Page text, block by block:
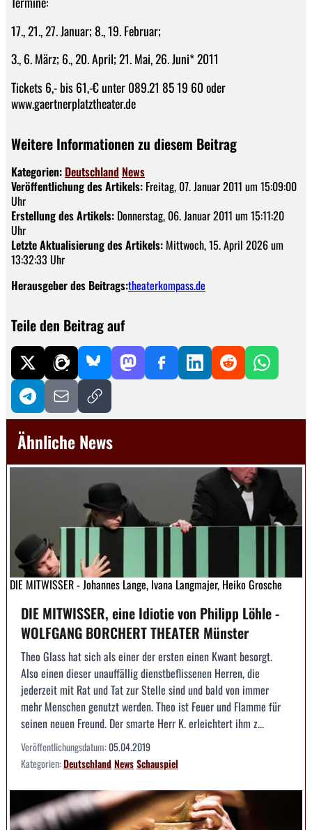
17., 21., 27. Januar; 8., 19. Februar;
3., 6. März; 6., 20. April; 21. Mai, 26. Juni* 2011
Tickets 6,- bis 61,-€ unter 089.21 85 19 60 oder
www.gaertnerplatztheater.de
Weitere Informationen zu diesem Beitrag
Kategorien: Deutschland News
Veröffentlichung des Artikels: Freitag, 07. Januar 2011 um 15:09:00
Uhr
Erstellung des Artikels: Donnerstag, 06. Januar 2011 um 15:11:20
Uhr
Letzte Aktualisierung des Artikels: Mittwoch, 15. April 2026 um
13:32:33 Uhr
Herausgeber des Beitrags:theaterkompass.de
Teile den Beitrag auf
Ähnliche News
DIE MITWISSER - Johannes Lange, Ivana Langmajer, Heiko Grosche
DIE MITWISSER, eine Idiotie von Philipp Löhle -
WOLFGANG BORCHERT THEATER Münster
Theo Glass hat sich als einer der ersten einen Kwant besorgt.
Also einen dieser unauffällig dienstbeflissenen Herren, die
jederzeit mit Rat und Tat zur Stelle sind und bald von immer
mehr Menschen genutzt werden. Theo ist Feuer und Flamme für
seinen neuen Freund. Der smarte Herr K. erleichtert ihm z...
Veröffentlichungsdatum:05.04.2019
Kategorien:DeutschlandNewsSchauspiel